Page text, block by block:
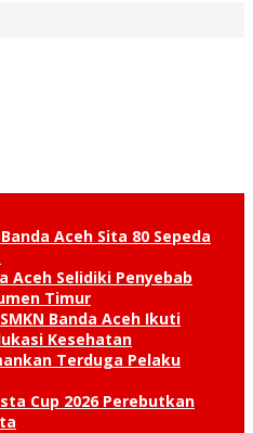
Aceh Sita 80 Sepeda
Aceh Selidiki Penyebab
Timur
Banda Aceh Ikuti
Kesehatan
Terduga Pelaku
Cup 2026 Perebutkan